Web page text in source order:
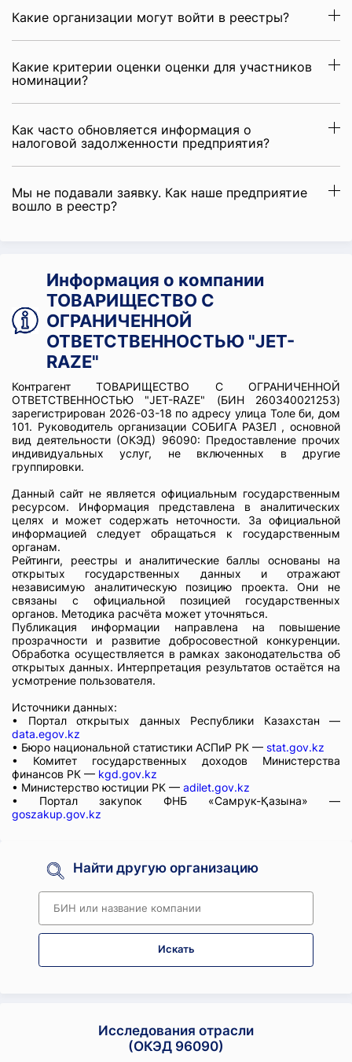
Какие организации могут войти в реестры?
Какие критерии оценки оценки для участников
номинации?
Как часто обновляется информация о
налоговой задолженности предприятия?
Мы не подавали заявку. Как наше предприятие
вошло в реестр?
Информация о компании
ТОВАРИЩЕСТВО С
ОГРАНИЧЕННОЙ
ОТВЕТСТВЕННОСТЬЮ "JET-
RAZE"
Контрагент ТОВАРИЩЕСТВО С ОГРАНИЧЕННОЙ
ОТВЕТСТВЕННОСТЬЮ "JET-RAZE" (БИН 260340021253)
зарегистрирован 2026-03-18 по адресу улица Толе би, дом
101. Руководитель организации СОБИГА РАЗЕЛ , основной
вид деятельности (ОКЭД) 96090: Предоставление прочих
индивидуальных услуг, не включенных в другие
группировки.
Данный сайт не является официальным государственным
ресурсом. Информация представлена в аналитических
целях и может содержать неточности. За официальной
информацией следует обращаться к государственным
органам.
Рейтинги, реестры и аналитические баллы основаны на
открытых государственных данных и отражают
независимую аналитическую позицию проекта. Они не
связаны с официальной позицией государственных
органов. Методика расчёта может уточняться.
Публикация информации направлена на повышение
прозрачности и развитие добросовестной конкуренции.
Обработка осуществляется в рамках законодательства об
открытых данных. Интерпретация результатов остаётся на
усмотрение пользователя.
Источники данных:
• Портал открытых данных Республики Казахстан —
data.egov.kz
• Бюро национальной статистики АСПиР РК — stat.gov.kz
• Комитет государственных доходов Министерства
финансов РК — kgd.gov.kz
• Министерство юстиции РК — adilet.gov.kz
• Портал закупок ФНБ «Самрук-Қазына» —
goszakup.gov.kz
Найти другую организацию
Искать
Исследования отрасли
(ОКЭД 96090)